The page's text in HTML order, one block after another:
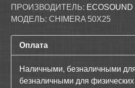
ПРОИЗВОДИТЕЛЬ: ECOSOUND
МОДЕЛЬ: CHIMERA 50X25
Оплата
Наличными, безналичными
безналичными для